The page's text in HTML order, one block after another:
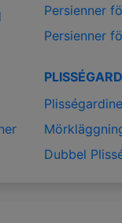
Persienner
Persienner
Dubbel